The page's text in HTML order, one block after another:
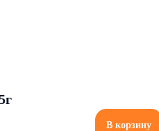
В корзину